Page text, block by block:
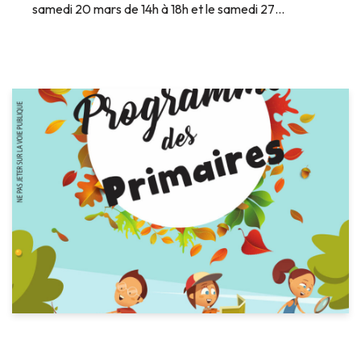
samedi 20 mars de 14h à 18h et le samedi 27…